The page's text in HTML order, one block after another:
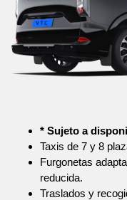
* Sujeto a
Taxis de 7 y 8
Furgonetas
reducida.
Traslados y